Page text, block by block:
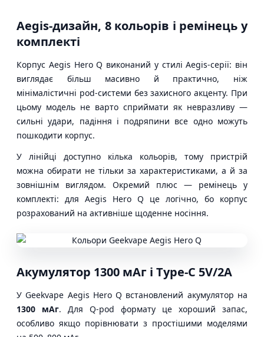
Aegis-дизайн, 8 кольорів і ремінець у
комплекті
Корпус Aegis Hero Q виконаний у стилі Aegis-серії: він
виглядає більш масивно й практично, ніж
мінімалістичні pod-системи без захисного акценту. При
цьому модель не варто сприймати як невразливу —
сильні удари, падіння і подряпини все одно можуть
пошкодити корпус.
У лінійці доступно кілька кольорів, тому пристрій
можна обирати не тільки за характеристиками, а й за
зовнішнім виглядом. Окремий плюс — ремінець у
комплекті: для Aegis Hero Q це логічно, бо корпус
розрахований на активніше щоденне носіння.
Акумулятор 1300 мАг і Type-C 5V/2A
У Geekvape Aegis Hero Q встановлений акумулятор на
1300 мАг. Для Q-pod формату це хороший запас,
особливо якщо порівнювати з простішими моделями